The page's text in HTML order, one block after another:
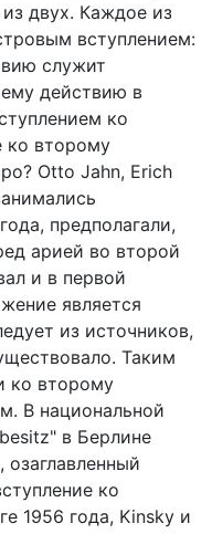
двух. Каждое из
вступлением:
служит
действию в
ко
ко второму
Otto Jahn, Erich
предполагали,
арией во второй
и в первой
является
из источников,
Таким
ко второму
В национальной
в Берлине
озаглавленный
ко
1956 года, Kinsky и